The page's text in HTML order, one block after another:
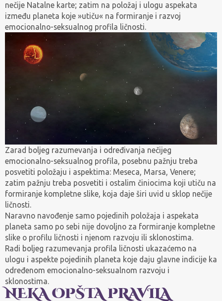
nečije Natalne karte; zatim na položaj i ulogu aspekata
između planeta koje »utiču« na formiranje i razvoj
emocionalno-seksualnog profila ličnosti.
Zarad boljeg razumevanja i određivanja nečijeg
emocionalno-seksualnog profila, posebnu pažnju treba
posvetiti položaju i aspektima: Meseca, Marsa, Venere;
zatim pažnju treba posvetiti i ostalim činiocima koji utiču na
formiranje kompletne slike, koja daje širi uvid u sklop nečije
ličnosti.
Naravno navođenje samo pojedinih položaja i aspekata
planeta samo po sebi nije dovoljno za formiranje kompletne
slike o profilu ličnosti i njenom razvoju ili sklonostima.
Radi boljeg razumevanja profila ličnosti ukazaćemo na
ulogu i aspekte pojedinih planeta koje daju glavne indicije ka
određenom emocionalno-seksualnom razvoju i
sklonostima.
NEKA OPŠTA PRAVILA